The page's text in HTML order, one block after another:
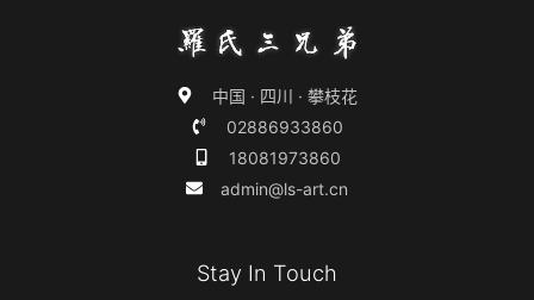
中国 · 四川 · 攀枝花
02886933860
18081973860
admin@ls-art.cn
Stay In Touch